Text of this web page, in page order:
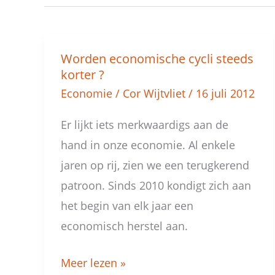
Worden economische cycli steeds
korter ?
Economie / Cor Wijtvliet / 16 juli 2012
Er lijkt iets merkwaardigs aan de
hand in onze economie. Al enkele
jaren op rij, zien we een terugkerend
patroon. Sinds 2010 kondigt zich aan
het begin van elk jaar een
economisch herstel aan.
Worden
economische
cycli
steeds
korter
?
Meer lezen »